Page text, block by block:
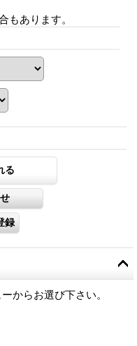
もあります。
からお選び下さい。